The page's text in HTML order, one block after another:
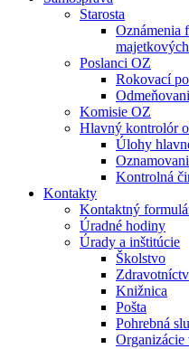
Starosta
Oznámenia
Poslanci OZ
Rokovací
Komisie OZ
Hlavný kontrolór
Úlohy
Kontrolná
Kontakty
Kontaktný
Úradné hodiny
Úrady a inštitúcie
Školstvo
Knižnica
Pošta
Pohrebná
Organizácie